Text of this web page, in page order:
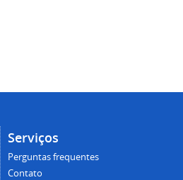
Serviços
Perguntas frequentes
Contato